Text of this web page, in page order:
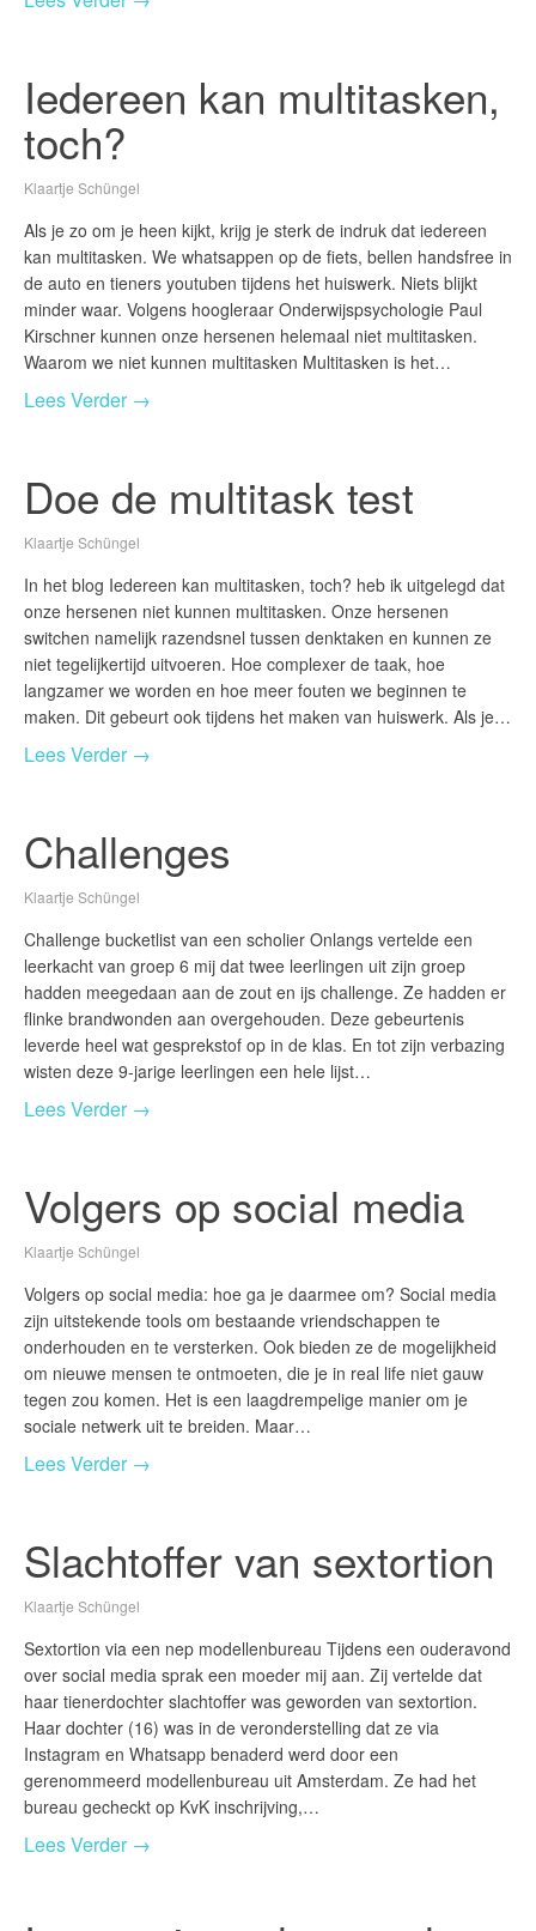
Iedereen kan multitasken,
toch?
Klaartje Schüngel
Als je zo om je heen kijkt, krijg je sterk de indruk dat iedereen
kan multitasken. We whatsappen op de fiets, bellen handsfree in
de auto en tieners youtuben tijdens het huiswerk. Niets blijkt
minder waar. Volgens hoogleraar Onderwijspsychologie Paul
Kirschner kunnen onze hersenen helemaal niet multitasken.
Waarom we niet kunnen multitasken Multitasken is het…
Lees Verder →
Doe de multitask test
Klaartje Schüngel
In het blog Iedereen kan multitasken, toch? heb ik uitgelegd dat
onze hersenen niet kunnen multitasken. Onze hersenen
switchen namelijk razendsnel tussen denktaken en kunnen ze
niet tegelijkertijd uitvoeren. Hoe complexer de taak, hoe
langzamer we worden en hoe meer fouten we beginnen te
maken. Dit gebeurt ook tijdens het maken van huiswerk. Als je…
Lees Verder →
Challenges
Klaartje Schüngel
Challenge bucketlist van een scholier Onlangs vertelde een
leerkacht van groep 6 mij dat twee leerlingen uit zijn groep
hadden meegedaan aan de zout en ijs challenge. Ze hadden er
flinke brandwonden aan overgehouden. Deze gebeurtenis
leverde heel wat gesprekstof op in de klas. En tot zijn verbazing
wisten deze 9-jarige leerlingen een hele lijst…
Lees Verder →
Volgers op social media
Klaartje Schüngel
Volgers op social media: hoe ga je daarmee om? Social media
zijn uitstekende tools om bestaande vriendschappen te
onderhouden en te versterken. Ook bieden ze de mogelijkheid
om nieuwe mensen te ontmoeten, die je in real life niet gauw
tegen zou komen. Het is een laagdrempelige manier om je
sociale netwerk uit te breiden. Maar…
Lees Verder →
Slachtoffer van sextortion
Klaartje Schüngel
Sextortion via een nep modellenbureau Tijdens een ouderavond
over social media sprak een moeder mij aan. Zij vertelde dat
haar tienerdochter slachtoffer was geworden van sextortion.
Haar dochter (16) was in de veronderstelling dat ze via
Instagram en Whatsapp benaderd werd door een
gerenommeerd modellenbureau uit Amsterdam. Ze had het
bureau gecheckt op KvK inschrijving,…
Lees Verder →